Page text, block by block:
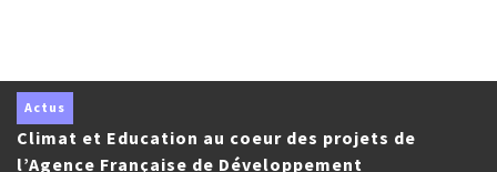
Actus
Climat et Education au coeur des projets de
l’Agence Française de Développement